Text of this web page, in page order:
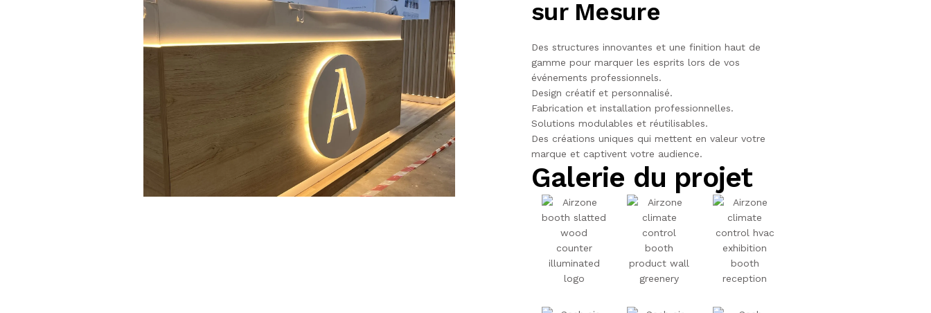
sur Mesure
Des structures innovantes et une finition haut de
gamme pour marquer les esprits lors de vos
événements professionnels.
Design créatif et personnalisé.
Fabrication et installation professionnelles.
Solutions modulables et réutilisables.
Des créations uniques qui mettent en valeur votre
marque et captivent votre audience.
Galerie du projet